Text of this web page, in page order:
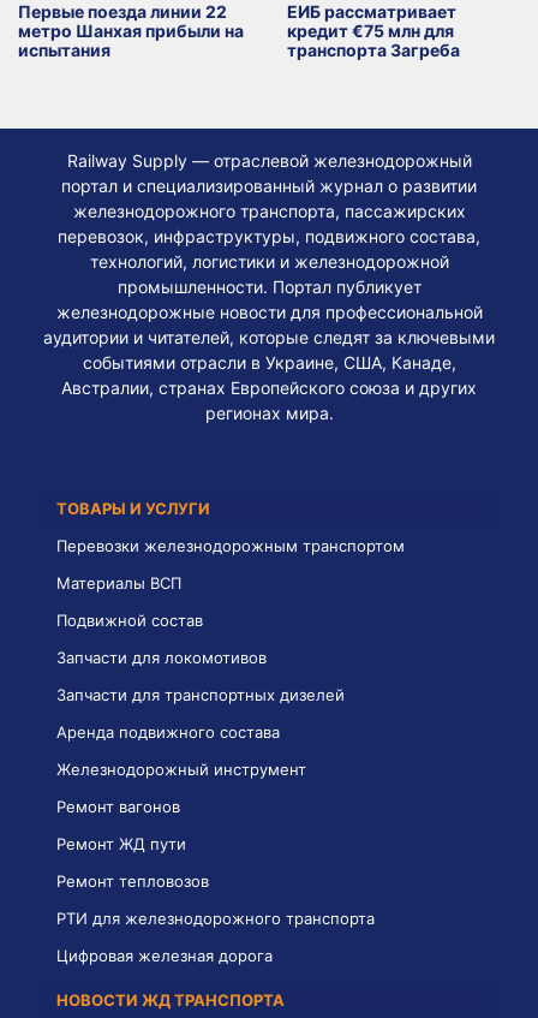
Первые поезда линии 22
метро Шанхая прибыли на
испытания
ЕИБ рассматривает
кредит €75 млн для
транспорта Загреба
Railway Supply — отраслевой железнодорожный
портал и специализированный журнал о развитии
железнодорожного транспорта, пассажирских
перевозок, инфраструктуры, подвижного состава,
технологий, логистики и железнодорожной
промышленности. Портал публикует
железнодорожные новости для профессиональной
аудитории и читателей, которые следят за ключевыми
событиями отрасли в Украине, США, Канаде,
Австралии, странах Европейского союза и других
регионах мира.
ТОВАРЫ И УСЛУГИ
Перевозки железнодорожным транспортом
Материалы ВСП
Подвижной состав
Запчасти для локомотивов
Запчасти для транспортных дизелей
Аренда подвижного состава
Железнодорожный инструмент
Ремонт вагонов
Ремонт ЖД пути
Ремонт тепловозов
РТИ для железнодорожного транспорта
Цифровая железная дорога
НОВОСТИ ЖД ТРАНСПОРТА